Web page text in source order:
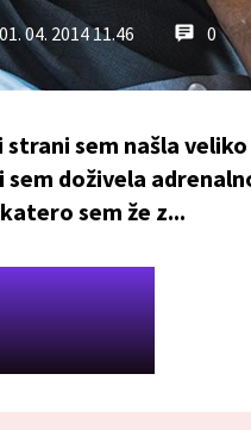
01. 04. 2014 11.46 0
sem našla
doživela
sem že z...